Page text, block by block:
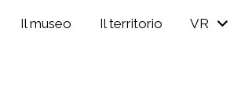
Il museo Il territorio VR